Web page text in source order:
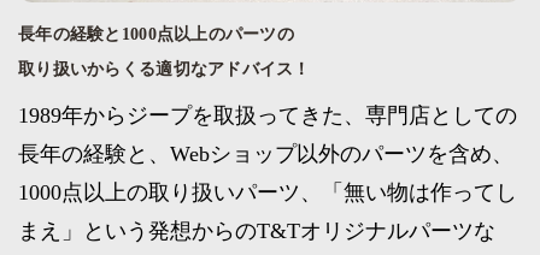
長年の経験と1000点以上のパーツの
取り扱いからくる適切なアドバイス！
1989年からジープを取扱ってきた、専門店としての
長年の経験と、Webショップ以外のパーツを含め、
1000点以上の取り扱いパーツ、「無い物は作ってし
まえ」という発想からのT&Tオリジナルパーツな